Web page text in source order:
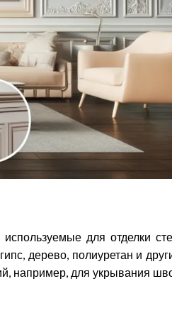
для отделки
дерево, полиуретан и
например, для укрывания